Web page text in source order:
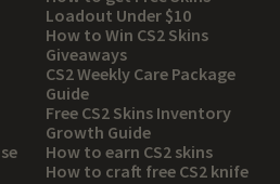
Loadout Under $10
How to Win CS2 Skins
Giveaways
CS2 Weekly Care Package
Guide
Free CS2 Skins Inventory
Growth Guide
How to earn CS2 skins
How to craft free CS2 knife